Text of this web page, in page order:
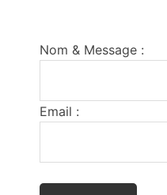
Nom & Message :
Email :